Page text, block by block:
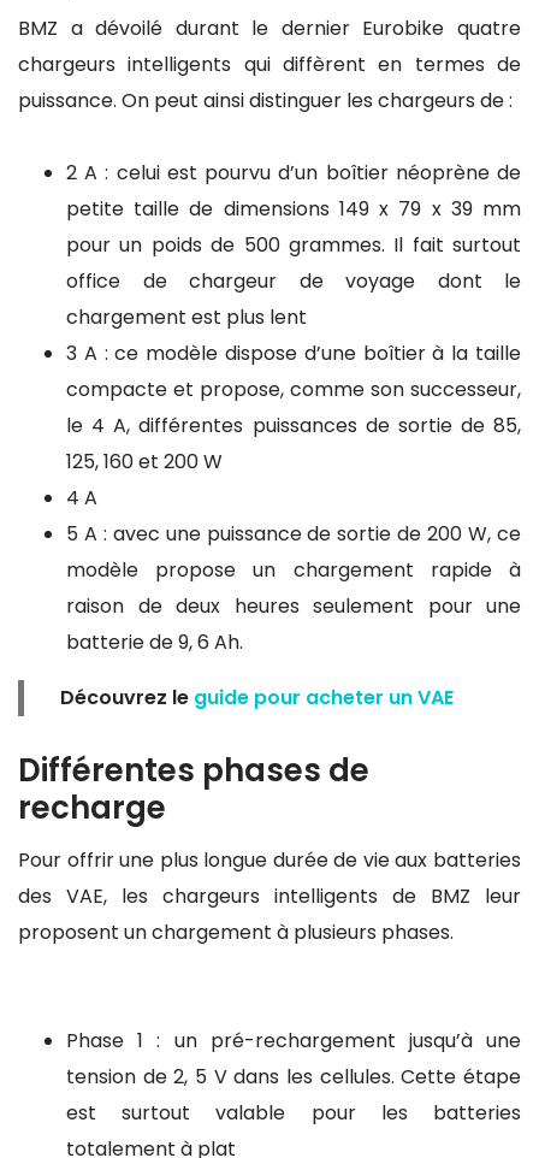
BMZ a dévoilé durant le dernier Eurobike quatre
chargeurs intelligents qui diffèrent en termes de
puissance. On peut ainsi distinguer les chargeurs de :
2 A : celui est pourvu d’un boîtier néoprène de
petite taille de dimensions 149 x 79 x 39 mm
pour un poids de 500 grammes. Il fait surtout
office de chargeur de voyage dont le
chargement est plus lent
3 A : ce modèle dispose d’une boîtier à la taille
compacte et propose, comme son successeur,
le 4 A, différentes puissances de sortie de 85,
125, 160 et 200 W
4 A
5 A : avec une puissance de sortie de 200 W, ce
modèle propose un chargement rapide à
raison de deux heures seulement pour une
batterie de 9, 6 Ah.
Découvrez le guide pour acheter un VAE
Différentes phases de
recharge
Pour offrir une plus longue durée de vie aux batteries
des VAE, les chargeurs intelligents de BMZ leur
proposent un chargement à plusieurs phases.
Phase 1 : un pré-rechargement jusqu’à une
tension de 2, 5 V dans les cellules. Cette étape
est surtout valable pour les batteries
totalement à plat